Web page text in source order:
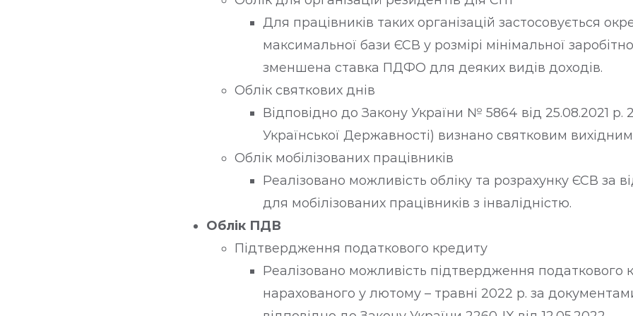
Для працівників таких організацій застосовується
максимальної бази ЄСВ у розмірі мінімальної
зменшена ставка ПДФО для деяких видів доходів.
Облік святкових днів
Відповідно до Закону України № 5864 від 25.08.2021
Української Державності) визнано святковим
Облік мобілізованих працівників
Реалізовано можливість обліку та розрахунку ЄСВ за
для мобілізованих працівників з інвалідністю.
Облік ПДВ
Підтвердження податкового кредиту
Реалізовано можливість підтвердження податкового
нарахованого у лютому – травні 2022 р. за